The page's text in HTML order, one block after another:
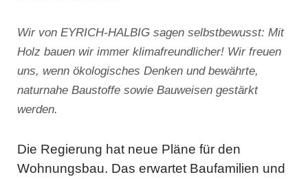
Wir von EYRICH-HALBIG sagen selbstbewusst: Mit
Holz bauen wir immer klimafreundlicher! Wir freuen
uns, wenn ökologisches Denken und bewährte,
naturnahe Baustoffe sowie Bauweisen gestärkt
werden.
Die Regierung hat neue Pläne für den
Wohnungsbau. Das erwartet Baufamilien und